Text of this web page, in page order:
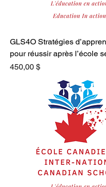
GLS4O Stratégies
pour réussir après l’école
Prix
450,00 $